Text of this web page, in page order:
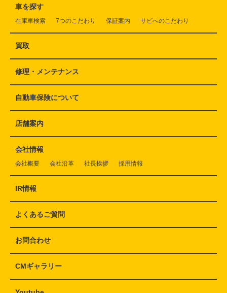
車を探す
在庫車検索 7つのこだわり 保証案内 サビへのこだわり
買取
修理・メンテナンス
自動車保険について
店舗案内
会社情報
会社概要 会社沿革 社長挨拶 採用情報
IR情報
よくあるご質問
お問合わせ
CMギャラリー